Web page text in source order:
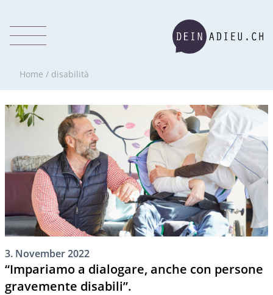
Home / disabilità
3. November 2022
“Impariamo a dialogare, anche con persone
gravemente disabili”.